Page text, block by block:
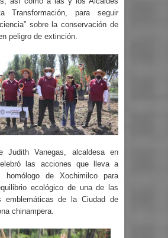
Transformación, para seguir
sobre la conservación de
peligro de extinción.
Judith Vanegas, alcaldesa en
las acciones que lleva a
de Xochimilco para
ecológico de una de las
emblemáticas de la Ciudad de
chinampera.